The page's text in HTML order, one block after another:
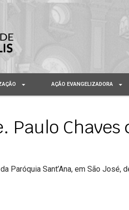
AÇÃO EVANGELIZADORA
Paulo
Paróquia Sant’Ana, em São José,